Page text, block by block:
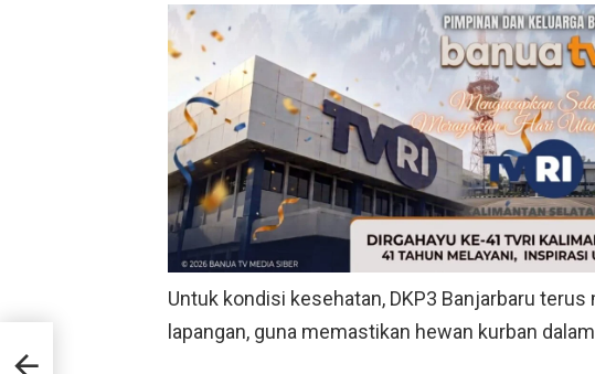
Untuk kondisi kesehatan, DKP3 Banjarbaru
lapangan, guna memastikan hewan kurban